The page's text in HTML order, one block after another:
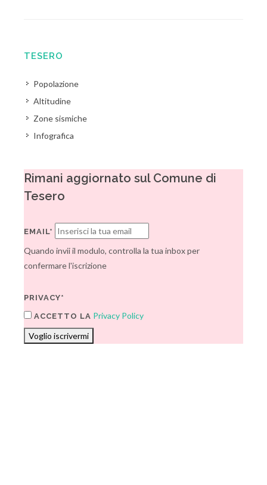
TESERO
Popolazione
Altitudine
Zone sismiche
Infografica
Rimani aggiornato sul Comune di
Tesero
EMAIL*
Quando invii il modulo, controlla la tua inbox per
confermare l'iscrizione
PRIVACY*
ACCETTO LA Privacy Policy
Voglio iscrivermi